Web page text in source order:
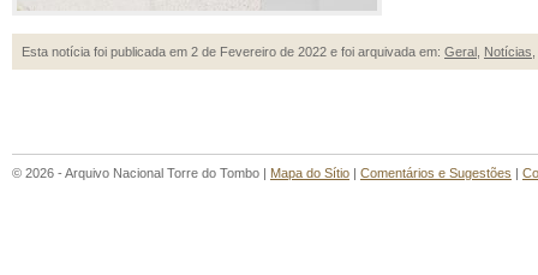
Esta notícia foi publicada em 2 de Fevereiro de 2022 e foi arquivada em: Geral Notícias
© 2026 - Arquivo Nacional Torre do Tombo | Mapa do Sítio | Comentários e Sugestões |